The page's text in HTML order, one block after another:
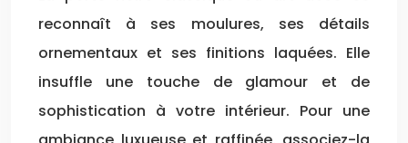
reconnaît à ses moulures, ses détails
ornementaux et ses finitions laquées. Elle
insuffle une touche de glamour et de
sophistication à votre intérieur. Pour une